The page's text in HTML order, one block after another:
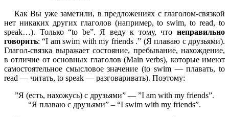
Как Вы уже заметили, в предложениях с глаголом-связкой
нет никаких других глаголов (например, to swim, to read, to
speak…). Только “to be”. Я веду к тому, что неправильно
говорить: “I am swim with my friends .” (Я плаваю с друзьями).
Глагол-связка выражает состояние, пребывание, нахождение,
в отличие от основных глаголов (Main verbs), которые имеют
самостоятельное смысловое значение (to swim — плавать, to
read — читать, to speak — разговаривать). Поэтому:
”Я (есть, нахожусь) с друзьями” — ”I am with my friends”.
“Я плаваю с друзьями” – “I swim with my friends”.